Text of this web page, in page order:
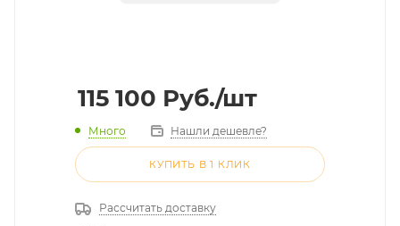
115 100 Руб./шт
Много Нашли дешевле?
КУПИТЬ В 1 КЛИК
Рассчитать доставку